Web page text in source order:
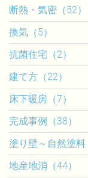
断熱・気密（52）
換気（5）
抗菌住宅（2）
建て方（22）
床下暖房（7）
完成事例（38）
塗り壁～自然塗料
地産地消（44）